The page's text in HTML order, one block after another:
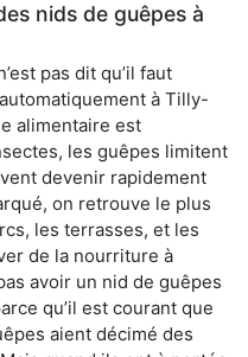
nids de guêpes à
pas dit qu’il faut
à Tilly-
alimentaire est
les guêpes limitent
devenir rapidement
on retrouve le plus
les terrasses, et les
de la nourriture à
avoir un nid de guêpes
qu’il est courant que
aient décimé des